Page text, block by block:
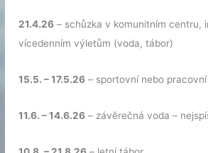
21.4.26 – schůzka v komunitním centru,
vícedenním výletům (voda, tábor)
15.5. – 17.5.26 – sportovní nebo
11.6. – 14.6.26 – závěrečná voda –